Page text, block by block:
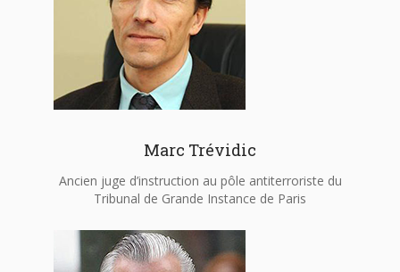
Marc Trévidic
Ancien juge d’instruction au pôle antiterroriste du
Tribunal de Grande Instance de Paris